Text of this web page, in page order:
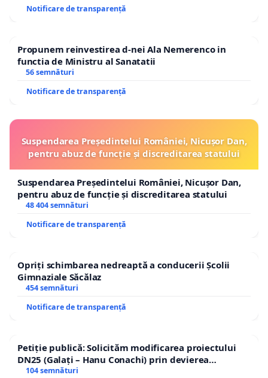
Notificare de transparență
Propunem reinvestirea d-nei Ala Nemerenco in
functia de Ministru al Sanatatii
56 semnături
Notificare de transparență
Suspendarea Președintelui României, Nicușor Dan,
pentru abuz de funcție și discreditarea statului
Suspendarea Președintelui României, Nicușor Dan,
pentru abuz de funcție și discreditarea statului
48 404 semnături
Notificare de transparență
Opriți schimbarea nedreaptă a conducerii Școlii
Gimnaziale Săcălaz
454 semnături
Notificare de transparență
Petiție publică: Solicităm modificarea proiectului
DN25 (Galați – Hanu Conachi) prin devierea
traseului în afara localităților!
104 semnături